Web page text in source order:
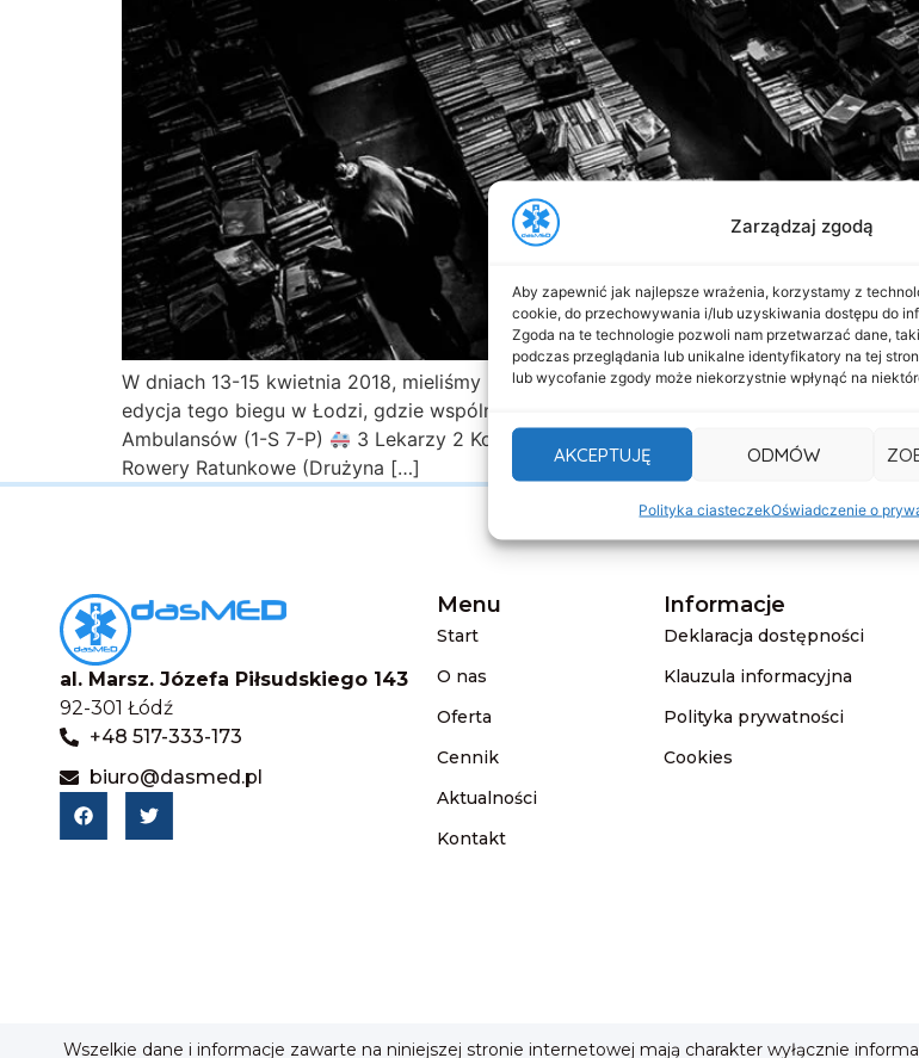
Zarządzaj zgodą
Aby zapewnić jak najlepsze wrażenia, korzystamy z
cookie, do przechowywania i/lub uzyskiwania dostępu do
Zgoda na te technologie pozwoli nam przetwarzać dane,
podczas przeglądania lub unikalne identyfikatory na tej
lub wycofanie zgody może niekorzystnie wpłynąć na
AKCEPTUJĘ ODMÓW
Polityka ciasteczekOświadczenie o
W dniach 13-15 kwietnia 2018, mieliśmy przyjemność wspólnie z QuadRescueSquad
edycja tego biegu w Łodzi, gdzie wspólnymi siłami mamy przyjemność zabezpieczać
Ambulansów (1-S 7-P)
3 Lekarzy 2 Koordynatorów Medycznych 5 Rowerów
Rowery Ratunkowe (Drużyna […]
al. Marsz. Józefa Piłsudskiego 143
92-301 Łódź
+48 517-333-173
biuro@dasmed.pl
Menu
Start
O nas
Oferta
Cennik
Aktualności
Kontakt
Informacje
Deklaracja dostępności
Klauzula informacyjna
Polityka prywatności
Cookies
Wszelkie dane i informacje zawarte na niniejszej stronie internetowej mają charakter wyłącznie